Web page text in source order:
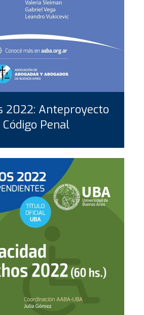
2022: Anteproyecto
Penal